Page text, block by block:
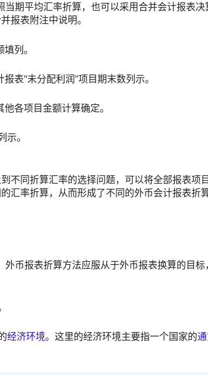
期平均汇率折算，也可以采用合并会计报表决
报表附注中说明。
列。
表“未分配利润”项目期末数列示。
各项目金额计算确定。
。
不同折算汇率的选择问题，可以将全部报表项
汇率折算，从而形成了不同的外币会计报表折
外币报表折算方法应服从于外币报表换算的目标
经济环境。这里的经济环境主要指一个国家的